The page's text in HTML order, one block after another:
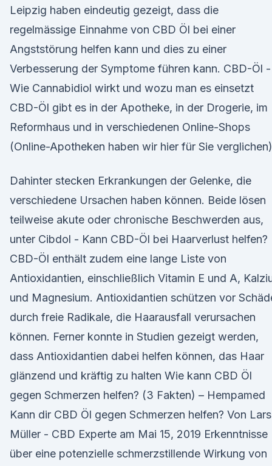
Leipzig haben eindeutig gezeigt, dass die
regelmässige Einnahme von CBD Öl bei einer
Angststörung helfen kann und dies zu einer
Verbesserung der Symptome führen kann. CBD-Öl -
Wie Cannabidiol wirkt und wozu man es einsetzt
CBD-Öl gibt es in der Apotheke, in der Drogerie, im
Reformhaus und in verschiedenen Online-Shops
(Online-Apotheken haben wir hier für Sie
Dahinter stecken Erkrankungen der Gelenke, die
verschiedene Ursachen haben können. Beide lösen
teilweise akute oder chronische Beschwerden aus,
unter Cibdol - Kann CBD-Öl bei Haarverlust helfen?
CBD-Öl enthält zudem eine lange Liste von
Antioxidantien, einschließlich Vitamin E und A,
und Magnesium. Antioxidantien schützen vor
durch freie Radikale, die Haarausfall verursachen
können. Ferner konnte in Studien gezeigt werden,
dass Antioxidantien dabei helfen können, das Haar
glänzend und kräftig zu halten Wie kann CBD Öl
gegen Schmerzen helfen? (3 Fakten) – Hempamed
Kann dir CBD Öl gegen Schmerzen helfen? Von Lars
Müller - CBD Experte am Mai 15, 2019 Erkenntnisse
über eine potenzielle schmerzstillende Wirkung von